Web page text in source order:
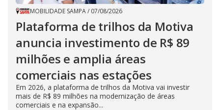
MOBILIDADE SAMPA/ 07/08/2026
Plataforma de trilhos da Motiva
anuncia investimento de R$ 89
milhões e amplia áreas
comerciais nas estações
Em 2026, a plataforma de trilhos da Motiva vai investir
mais de R$ 89 milhões na modernização de áreas
comerciais e na expansão...